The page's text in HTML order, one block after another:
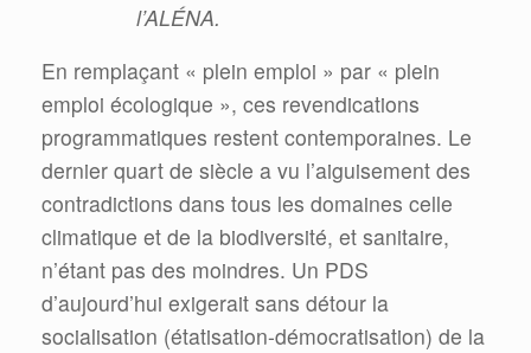
l’ALÉNA.
En remplaçant « plein emploi » par « plein
emploi écologique », ces revendications
programmatiques restent contemporaines. Le
dernier quart de siècle a vu l’aiguisement des
contradictions dans tous les domaines celle
climatique et de la biodiversité, et sanitaire,
n’étant pas des moindres. Un PDS
d’aujourd’hui exigerait sans détour la
socialisation (étatisation-démocratisation) de la